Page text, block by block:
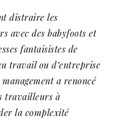
distraire les
avec des babyfoots et
fantaisistes de
travail ou d’entreprise
a renoncé
travailleurs à
la complexité